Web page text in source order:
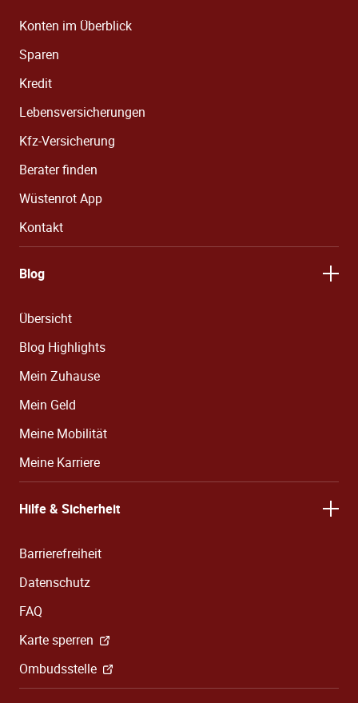
Konten im Überblick
Sparen
Kredit
Lebensversicherungen
Kfz-Versicherung
Berater finden
Wüstenrot App
Kontakt
Blog
Übersicht
Blog Highlights
Mein Zuhause
Mein Geld
Meine Mobilität
Meine Karriere
Hilfe & Sicherheit
Barrierefreiheit
Datenschutz
FAQ
Karte sperren
Ombudsstelle